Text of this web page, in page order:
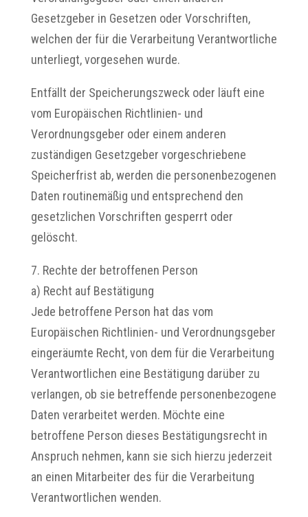
Gesetzgeber in Gesetzen oder Vorschriften,
welchen der für die Verarbeitung Verantwortliche
unterliegt, vorgesehen wurde.
Entfällt der Speicherungszweck oder läuft eine
vom Europäischen Richtlinien- und
Verordnungsgeber oder einem anderen
zuständigen Gesetzgeber vorgeschriebene
Speicherfrist ab, werden die personenbezogenen
Daten routinemäßig und entsprechend den
gesetzlichen Vorschriften gesperrt oder
gelöscht.
7. Rechte der betroffenen Person
a) Recht auf Bestätigung
Jede betroffene Person hat das vom
Europäischen Richtlinien- und Verordnungsgeber
eingeräumte Recht, von dem für die Verarbeitung
Verantwortlichen eine Bestätigung darüber zu
verlangen, ob sie betreffende personenbezogene
Daten verarbeitet werden. Möchte eine
betroffene Person dieses Bestätigungsrecht in
Anspruch nehmen, kann sie sich hierzu jederzeit
an einen Mitarbeiter des für die Verarbeitung
Verantwortlichen wenden.